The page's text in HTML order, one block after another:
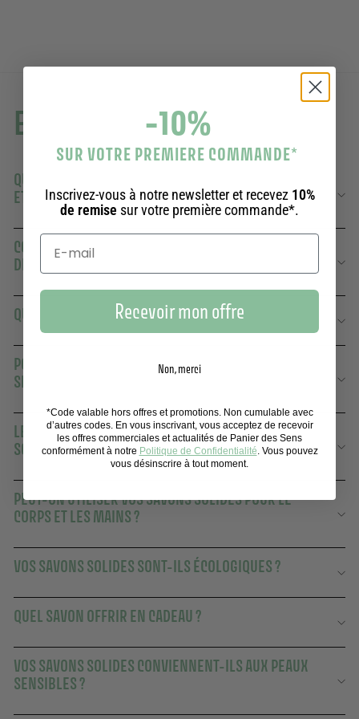
En savoir plus
QUELLE EST LA DIFFÉRENCE ENTRE UN SAVON SOLIDE
ET UN SAVON LIQUIDE ?
COMBIEN DE TEMPS DURE UN SAVON SOLIDE PANIER
DES SENS ?
QUELS PARFUMS PROPOSEZ-VOUS ?
POURQUOI CHOISIR UN SAVON SOLIDE PANIER DES
SENS ?
LE RITUEL SENSORIEL ET ÉCOLOGIQUE DU SAVON
SOLIDE
PEUT-ON UTILISER VOS SAVONS SOLIDES POUR LE
CORPS ET LES MAINS ?
VOS SAVONS SOLIDES SONT-ILS ÉCOLOGIQUES ?
QUEL SAVON OFFRIR EN CADEAU ?
VOS SAVONS SOLIDES CONVIENNENT-ILS AUX PEAUX
SENSIBLES ?
-10%
SUR VOTRE PREMIERE COMMANDE*
Inscrivez-vous à notre newsletter et recevez 10%
de remise sur votre première commande*.
Recevoir mon offre
Non, merci
*Code valable hors offres et promotions. Non cumulable avec
d’autres codes. En vous inscrivant, vous acceptez de recevoir
les offres commerciales et actualités de Panier des Sens
conformément à notre Politique de Confidentialité . Vous pouvez
vous désinscrire à tout moment.